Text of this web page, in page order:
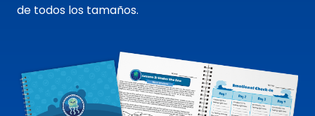
de todos los tamaños.